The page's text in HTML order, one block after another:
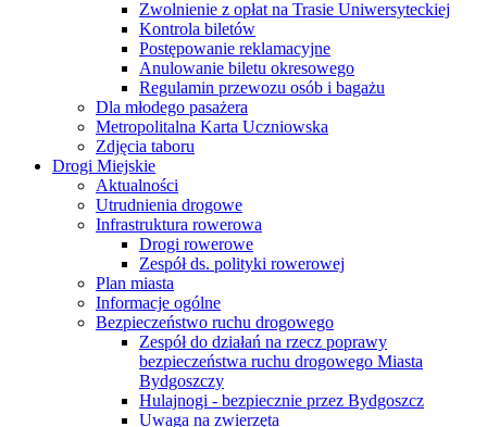
Zwolnienie z opłat na Trasie Uniwersyteckiej
Kontrola biletów
Postępowanie reklamacyjne
Anulowanie biletu okresowego
Regulamin przewozu osób i bagażu
Dla młodego pasażera
Metropolitalna Karta Uczniowska
Zdjęcia taboru
Drogi Miejskie
Aktualności
Utrudnienia drogowe
Infrastruktura rowerowa
Drogi rowerowe
Zespół ds. polityki rowerowej
Plan miasta
Informacje ogólne
Bezpieczeństwo ruchu drogowego
Zespół do działań na rzecz poprawy
bezpieczeństwa ruchu drogowego Miasta
Bydgoszczy
Hulajnogi - bezpiecznie przez Bydgoszcz
Uwaga na zwierzęta